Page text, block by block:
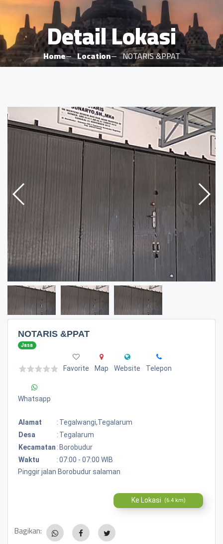
Detail Lokasi
Home Location NOTARIS &PPAT
NOTARIS &PPAT
Jasa
Favorite Map Website Telepon
Whatsapp
Alamat : Tegalwangi,tegalarum
Desa
: Tegalarum
Kecamatan : Borobudur
Waktu
:07:00 - 07:00 WIB
Pinggir jalan Borobudur salaman
Ke Lokasi (6.4 km)
Bagikan: